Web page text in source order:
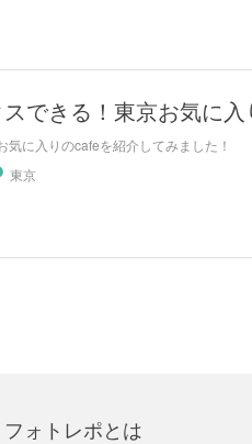
できる！東京お気に入
気に入りのcafeを紹介してみました！
東京
フォトレポとは